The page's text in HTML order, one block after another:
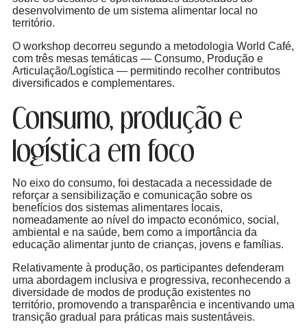
desenvolvimento de um sistema alimentar local no
território.
O workshop decorreu segundo a metodologia World Café,
com três mesas temáticas — Consumo, Produção e
Articulação/Logística — permitindo recolher contributos
diversificados e complementares.
Consumo, produção e
logística em foco
No eixo do consumo, foi destacada a necessidade de
reforçar a sensibilização e comunicação sobre os
benefícios dos sistemas alimentares locais,
nomeadamente ao nível do impacto económico, social,
ambiental e na saúde, bem como a importância da
educação alimentar junto de crianças, jovens e famílias.
Relativamente à produção, os participantes defenderam
uma abordagem inclusiva e progressiva, reconhecendo a
diversidade de modos de produção existentes no
território, promovendo a transparência e incentivando uma
transição gradual para práticas mais sustentáveis.